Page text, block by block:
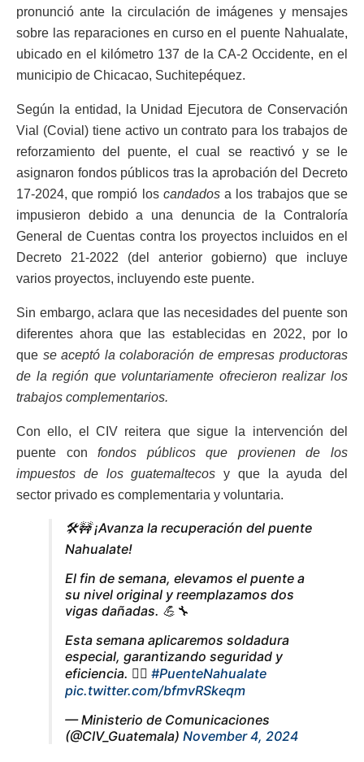
pronunció ante la circulación de imágenes y mensajes
sobre las reparaciones en curso en el puente Nahualate,
ubicado en el kilómetro 137 de la CA-2 Occidente, en el
municipio de Chicacao, Suchitepéquez.
Según la entidad, la Unidad Ejecutora de Conservación
Vial (Covial) tiene activo un contrato para los trabajos de
reforzamiento del puente, el cual se reactivó y se le
asignaron fondos públicos tras la aprobación del Decreto
17-2024, que rompió los candadosa los trabajos que se
impusieron debido a una denuncia de la Contraloría
General de Cuentas contra los proyectos incluidos en el
Decreto 21-2022 (del anterior gobierno) que incluye
varios proyectos, incluyendo este puente.
Sin embargo, aclara que las necesidades del puente son
diferentes ahora que las establecidas en 2022, por lo
que se aceptó la colaboración de empresas productoras
de la región que voluntariamente ofrecieron realizar los
trabajos complementarios.
Con ello, el CIV reitera que sigue la intervención del
puente confondos públicos que provienen de los
impuestos de los guatemaltecos y que la ayuda del
sector privado es complementaria y voluntaria.
🛠️🚧 ¡Avanza la recuperación del puente
Nahualate!
El fin de semana, elevamos el puente a
su nivel original y reemplazamos dos
vigas dañadas. 💪🔧
Esta semana aplicaremos soldadura
especial, garantizando seguridad y
eficiencia. 👷‍♂️ #PuenteNahualate
pic.twitter.com/bfmvRSkeqm
— Ministerio de Comunicaciones
(@CIV_Guatemala) November 4, 2024